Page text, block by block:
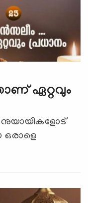
ഏറ്റവും